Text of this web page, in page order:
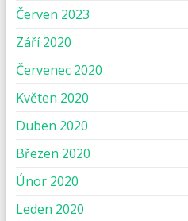
Červen 2023
Září 2020
Červenec 2020
Květen 2020
Duben 2020
Březen 2020
Únor 2020
Leden 2020